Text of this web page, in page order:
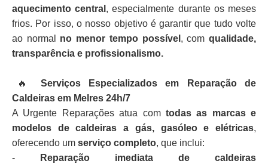
aquecimento central , especialmente durante os meses
frios. Por isso, o nosso objetivo é garantir que tudo volte
ao normal no menor tempo possível , comqualidade,
transparência e profissionalismo.
🔥
Serviços Especializados em Reparação de
Caldeiras em Melres 24h/7
A Urgente Reparações atua com todas as marcas e
modelos de caldeiras a gás, gasóleo e elétricas,
oferecendo um serviço completo, que inclui:
-
Reparação imediata de caldeiras